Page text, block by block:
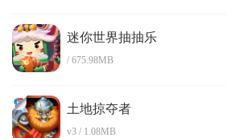
迷你世界抽抽乐
/ 675.98MB
土地掠夺者
v3 / 1.08MB